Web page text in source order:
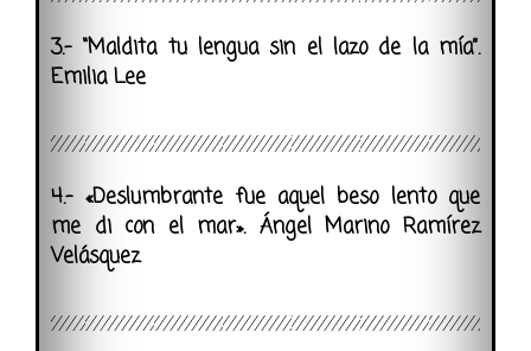
3.- “Maldita tu lengua sin el lazo de la mía”.
Emilia Lee
4.- «Deslumbrante fue aquel beso lento que
me di con el mar». Ángel Marino Ramírez
Velásquez